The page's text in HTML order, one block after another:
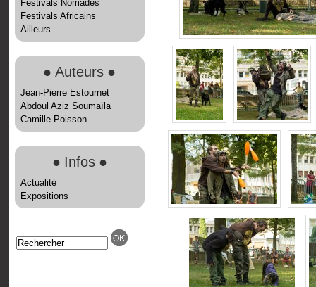
Festivals Nomades
Festivals Africains
Ailleurs
● Auteurs ●
Jean-Pierre Estournet
Abdoul Aziz Soumaïla
Camille Poisson
● Infos ●
Actualité
Expositions